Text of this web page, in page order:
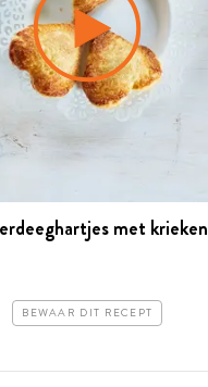
met krieken
BEWAAR DIT RECEPT